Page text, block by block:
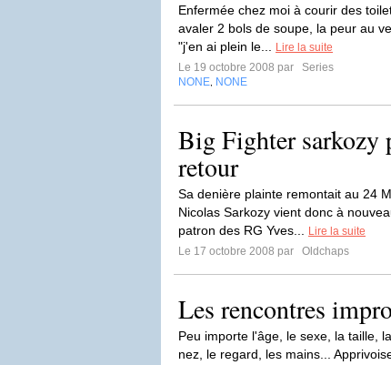
Enfermée chez moi à courir des
avaler 2 bols de soupe, la peur au
"j'en ai plein le...
Lire la suite
Le 19 octobre 2008 par
Series
NONE NONE
Big Fighter sarkozy
retour
Sa denière plainte remontait au 24
Nicolas Sarkozy vient donc à
patron des RG Yves...
Lire la suite
Le 17 octobre 2008 par
Oldchaps
Les rencontres
Peu importe l'âge, le sexe, la taille,
nez, le regard, les mains...